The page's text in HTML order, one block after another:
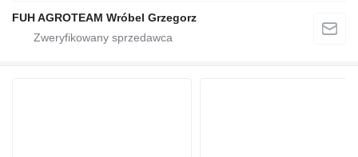
FUH AGROTEAM Wróbel Grzegorz